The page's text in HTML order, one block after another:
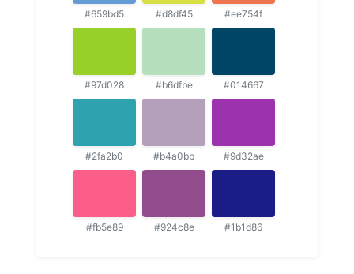
#659bd5 #d8df45 #ee754f
#97d028 #b6dfbe #014667
#2fa2b0 #b4a0bb #9d32ae
#fb5e89 #924c8e #1b1d86